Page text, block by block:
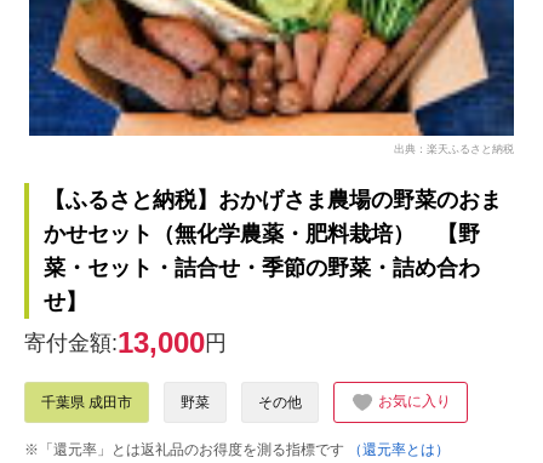
出典：楽天ふるさと納税
【ふるさと納税】おかげさま農場の野菜のおま
かせセット（無化学農薬・肥料栽培） 【野
菜・セット・詰合せ・季節の野菜・詰め合わ
せ】
寄付金額:13,000円
千葉県 成田市 野菜 その他 お気に入り
※「還元率」とは返礼品のお得度を測る指標です
（還元率とは）